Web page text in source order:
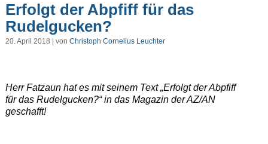
Erfolgt der Abpfiff für das
Rudelgucken?
20. April 2018 | von Christoph Cornelius Leuchter
Herr Fatzaun hat es mit seinem Text „Erfolgt der Abpfiff
für das Rudelgucken?“ in das Magazin der AZ/AN
geschafft!